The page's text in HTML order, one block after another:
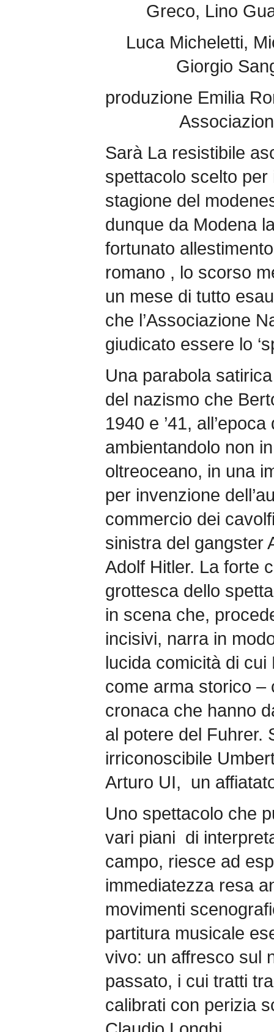
Greco, Lino
Luca Micheletti,
Giorgio
produzione Emilia
Sarà La resistibile
spettacolo scelto per
stagione del
dunque da Modena
fortunato
romano , lo scorso
un mese di tutto
che l’Associazione
giudicato essere lo
Una parabola
del nazismo che
1940 e ’41,
ambientandolo non
oltreoceano, in una
per invenzione
commercio dei
sinistra del gangster
Adolf Hitler. La forte
grottesca dello
in scena che,
incisivi, narra in
lucida comicità di
come arma storico –
cronaca che hanno
al potere del Fuhrer.
irriconoscibile
Arturo UI, un
Uno spettacolo che
vari piani di
campo, riesce ad
immediatezza resa
movimenti
partitura musicale
vivo: un affresco sul
passato, i cui tratti
calibrati con perizia